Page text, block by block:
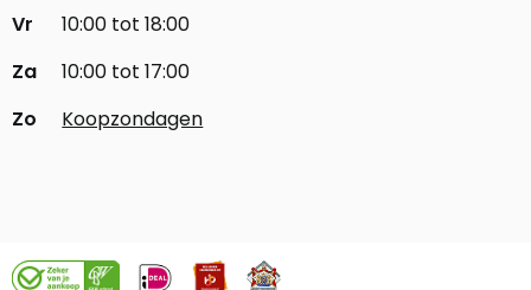
Vr
10:00 tot 18:00
Za
10:00 tot 17:00
Zo
Koopzondagen